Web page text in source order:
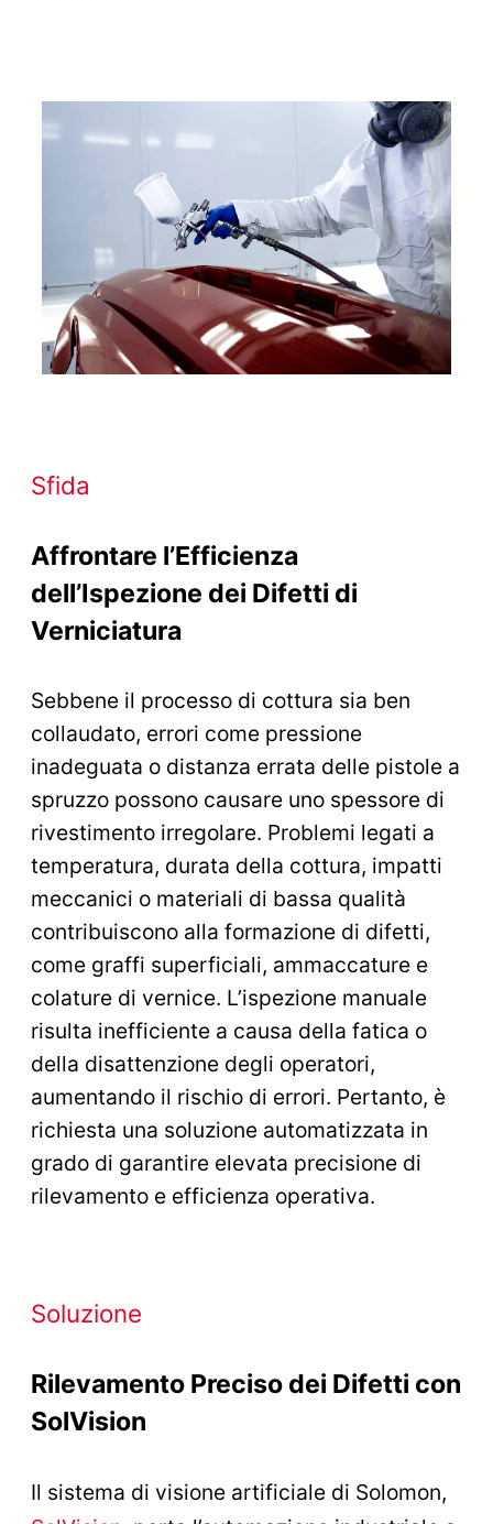
Sfida
Affrontare l’Efficienza
dell’Ispezione dei Difetti di
Verniciatura
Sebbene il processo di cottura sia ben
collaudato, errori come pressione
inadeguata o distanza errata delle pistole a
spruzzo possono causare uno spessore di
rivestimento irregolare. Problemi legati a
temperatura, durata della cottura, impatti
meccanici o materiali di bassa qualità
contribuiscono alla formazione di difetti,
come graffi superficiali, ammaccature e
colature di vernice. L’ispezione manuale
risulta inefficiente a causa della fatica o
della disattenzione degli operatori,
aumentando il rischio di errori. Pertanto, è
richiesta una soluzione automatizzata in
grado di garantire elevata precisione di
rilevamento e efficienza operativa.
Soluzione
Rilevamento Preciso dei Difetti con
SolVision
Il sistema di visione artificiale di Solomon,